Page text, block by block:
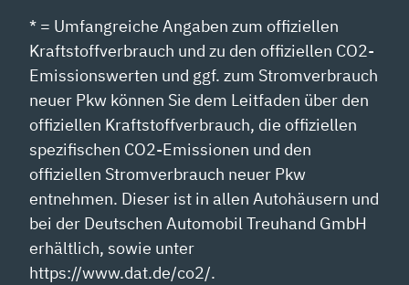
* = Umfangreiche Angaben zum offiziellen
Kraftstoffverbrauch und zu den offiziellen CO2-
Emissionswerten und ggf. zum Stromverbrauch
neuer Pkw können Sie dem Leitfaden über den
offiziellen Kraftstoffverbrauch, die offiziellen
spezifischen CO2-Emissionen und den
offiziellen Stromverbrauch neuer Pkw
entnehmen. Dieser ist in allen Autohäusern und
bei der Deutschen Automobil Treuhand GmbH
erhältlich, sowie unter
https://www.dat.de/co2/.